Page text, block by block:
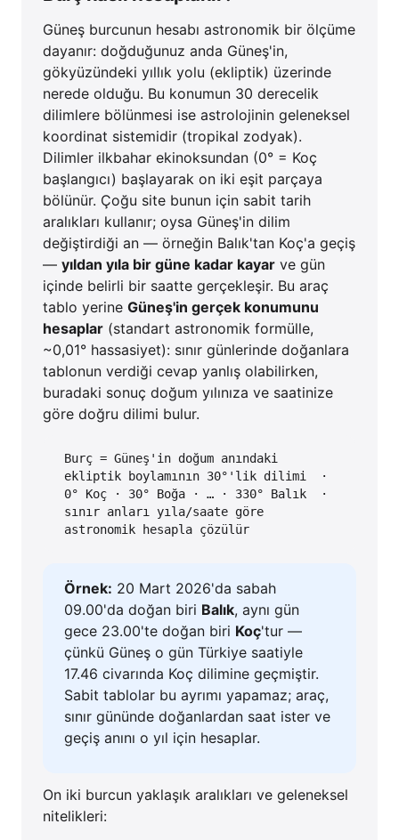
Güneş burcunun hesabı astronomik bir ölçüme
dayanır: doğduğunuz anda Güneş'in,
gökyüzündeki yıllık yolu (ekliptik) üzerinde
nerede olduğu. Bu konumun 30 derecelik
dilimlere bölünmesi ise astrolojinin geleneksel
koordinat sistemidir (tropikal zodyak).
Dilimler ilkbahar ekinoksundan (0° = Koç
başlangıcı) başlayarak on iki eşit parçaya
bölünür. Çoğu site bunun için sabit tarih
aralıkları kullanır; oysa Güneş'in dilim
değiştirdiği an — örneğin Balık'tan Koç'a geçiş
— yıldan yıla bir güne kadar kayar ve gün
içinde belirli bir saatte gerçekleşir. Bu araç
tablo yerine Güneş'in gerçek konumunu
hesaplar (standart astronomik formülle,
~0,01° hassasiyet): sınır günlerinde doğanlara
tablonun verdiği cevap yanlış olabilirken,
buradaki sonuç doğum yılınıza ve saatinize
göre doğru dilimi bulur.
Burç = Güneş'in doğum anındaki
ekliptik boylamının 30°'lik dilimi ·
0° Koç · 30° Boğa · … · 330° Balık ·
sınır anları yıla/saate göre
astronomik hesapla çözülür
Örnek: 20 Mart 2026'da sabah
09.00'da doğan biri Balık, aynı gün
gece 23.00'te doğan biri Koç'tur —
çünkü Güneş o gün Türkiye saatiyle
17.46 civarında Koç dilimine geçmiştir.
Sabit tablolar bu ayrımı yapamaz; araç,
sınır gününde doğanlardan saat ister ve
geçiş anını o yıl için hesaplar.
On iki burcun yaklaşık aralıkları ve geleneksel
nitelikleri: